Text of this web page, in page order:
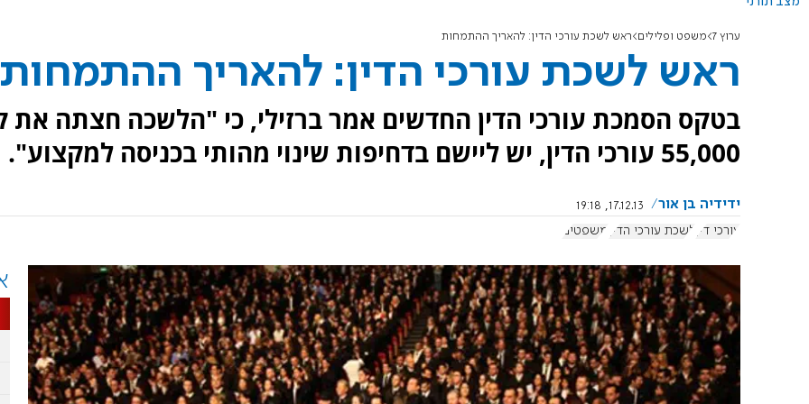
ערוץ 7 משפט ופלילים ראש לשכת עורכי הדין: להאריך ההתמחות
ראש לשכת עורכי הדין: להאריך ההתמחות
בטקס הסמכת עורכי הדין החדשים אמר ברזילי, כי "הלשכה חצתה את
55,000 עורכי הדין, יש ליישם בדחיפות שינוי מהותי בכניסה למקצוע".
ידידיה בן אור
17.12.13, 19:18
עורכי דין
לשכת עורכי הדין משפטים